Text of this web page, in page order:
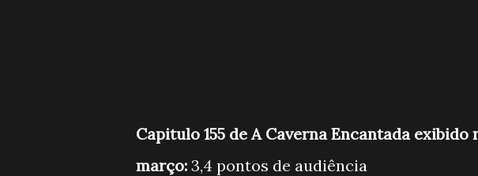
Capitulo 155 de A Caverna Encantada
março: 3,4 pontos de audiência